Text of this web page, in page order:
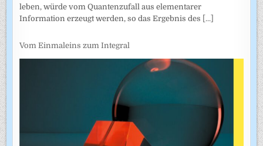
leben, würde vom Quantenzufall aus elementarer
Information erzeugt werden, so das Ergebnis des [...]
Vom Einmaleins zum Integral